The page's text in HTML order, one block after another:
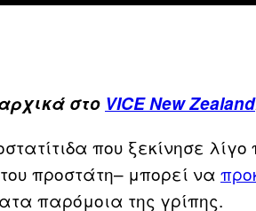
στο VICE New Zealand
που ξεκίνησε
προστάτη– μπορεί να
παρόμοια της γρίπης.